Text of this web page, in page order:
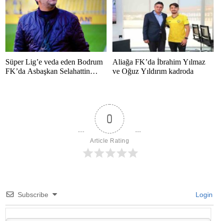
Süper Lig’e veda eden Bodrum
FK’da Asbaşkan Selahattin
Aliağa FK’da İbrahim Yılmaz
ve Oğuz Yıldırım kadroda
0
Article Rating
Subscribe Login